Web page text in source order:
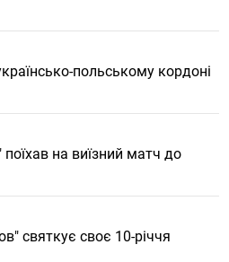
польському кордоні
на виїзний матч до
святкує своє 10-річчя